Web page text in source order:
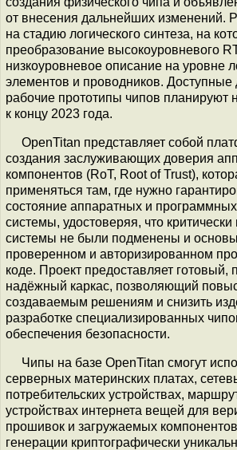
от внесения дальнейших изменений.
на стадию логического синтеза, на
преобразование высокоуровневого
низкоуровневое описание на уровне
элементов и проводников. Доступные
рабочие прототипы чипов планируют
к концу 2023 года.
OpenTitan представляет собой
создания заслуживающих доверия
компонентов (RoT, Root of Trust),
применяться там, где нужно
состояние аппаратных и
системы, удостоверяя, что
системы не были подменены и
проверенном и авторизированном
коде. Проект предоставляет готовый,
надёжный каркас, позволяющий
создаваемым решениям и снизить
разработке специализированных
обеспечения безопасности.
Чипы на базе OpenTitan смогут
серверных материнских платах,
потребительских устройствах,
устройствах интернета вещей для
прошивок и загружаемых
генерации криптографически